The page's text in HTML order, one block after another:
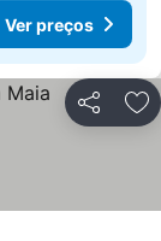
Ver preços
Partilhar